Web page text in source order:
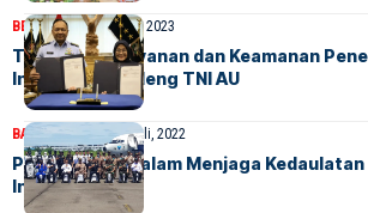
BERITAHOME15 Juni, 2023
Tingkatkan Layanan dan Keamanan
Indonesia Gandeng TNI AU
BANDARABERITA1 Juli, 2022
Peran AirNav dalam Menjaga Kedaulatan
Indonesia